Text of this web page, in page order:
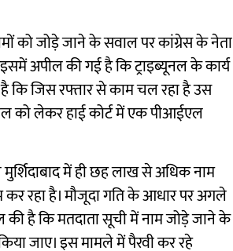
को जोड़े जाने के सवाल पर कांग्रेस के नेता
अपील की गई है कि ट्राइब्यूनल के कार्य
कि जिस रफ्तार से काम चल रहा है उस
को लेकर हाई कोर्ट में एक पीआईएल
में ही छह लाख से अधिक नाम
कर रहा है। मौजूदा गति के आधार पर अगले
की है कि मतदाता सूची में नाम जोड़े जाने के
जाए। इस मामले में पैरवी कर रहे